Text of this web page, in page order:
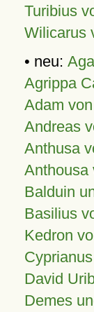
Turibius
Wilicarus
• neu:
Agrippa
Adam
Andreas
Anthusa
Anthousa
Balduin
Basilius
Kedron
David
Demes